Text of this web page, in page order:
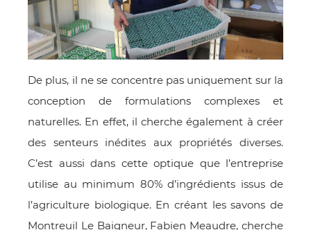
De plus, il ne se concentre pas uniquement sur la
conception de formulations complexes et
naturelles. En effet, il cherche également à créer
des senteurs inédites aux propriétés diverses.
C’est aussi dans cette optique que l’entreprise
utilise au minimum 80% d’ingrédients issus de
l’agriculture biologique. En créant les savons de
Montreuil Le Baigneur, Fabien Meaudre, cherche